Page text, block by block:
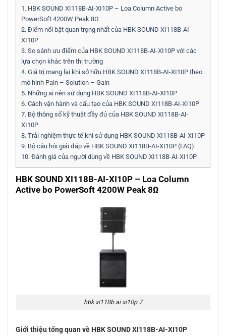
1. HBK SOUND XI118B-AI-XI10P – Loa Column Active bo
PowerSoft 4200W Peak 8Ω
2. Điểm nổi bật quan trọng nhất của HBK SOUND XI118B-AI-
XI10P
3. So sánh ưu điểm của HBK SOUND XI118B-AI-XI10P với các
lựa chọn khác trên thị trường
4. Giá trị mang lại khi sở hữu HBK SOUND XI118B-AI-XI10P theo
mô hình Pain – Solution – Gain
5. Những ai nên sử dụng HBK SOUND XI118B-AI-XI10P
6. Cách vận hành và cấu tạo của HBK SOUND XI118B-AI-XI10P
7. Bộ thông số kỹ thuật đầy đủ của HBK SOUND XI118B-AI-
XI10P
8. Trải nghiệm thực tế khi sử dụng HBK SOUND XI118B-AI-XI10P
9. Bộ câu hỏi giải đáp về HBK SOUND XI118B-AI-XI10P (FAQ)
10. Đánh giá của người dùng về HBK SOUND XI118B-AI-XI10P
HBK SOUND XI118B-AI-XI10P – Loa Column
Active bo PowerSoft 4200W Peak 8Ω
hbk xi118b ai xi10p 7
Giới thiệu tổng quan về HBK SOUND XI118B-AI-XI10P